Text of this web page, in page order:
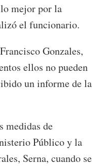
mejor por la
el funcionario.
Gonzales,
ellos no pueden
un informe de la
medidas de
Público y la
Serna, cuando se